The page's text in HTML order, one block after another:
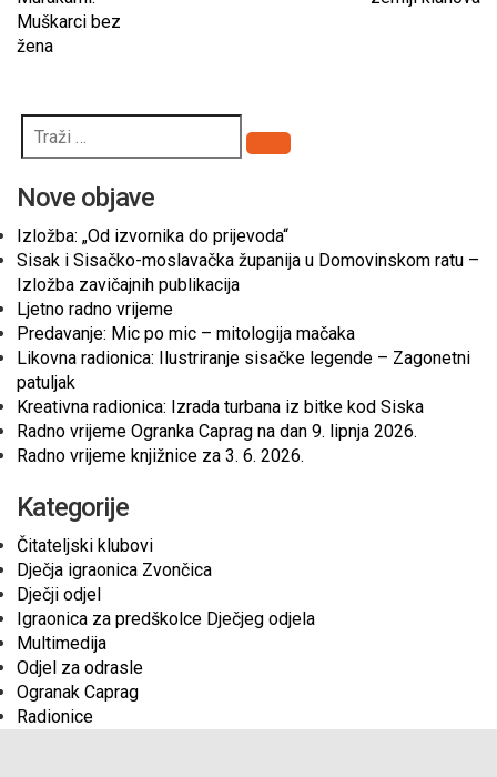
Muškarci bez
žena
Pretraži
Nove objave
Izložba: „Od izvornika do prijevoda“
Sisak i Sisačko-moslavačka županija u Domovinskom ratu –
Izložba zavičajnih publikacija
Ljetno radno vrijeme
Predavanje: Mic po mic – mitologija mačaka
Likovna radionica: Ilustriranje sisačke legende – Zagonetni
patuljak
Kreativna radionica: Izrada turbana iz bitke kod Siska
Radno vrijeme Ogranka Caprag na dan 9. lipnja 2026.
Radno vrijeme knjižnice za 3. 6. 2026.
Kategorije
Čitateljski klubovi
Dječja igraonica Zvončica
Dječji odjel
Igraonica za predškolce Dječjeg odjela
Multimedija
Odjel za odrasle
Ogranak Caprag
Radionice